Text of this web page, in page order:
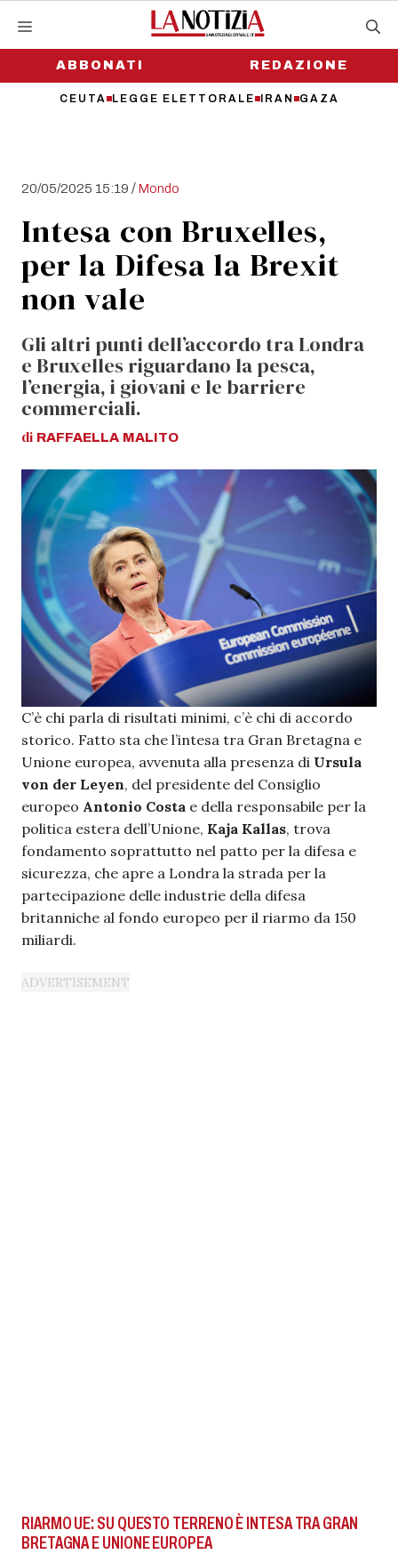
contenutoABBONATI
CEUTA LEGGE ELETTORALE IRAN GAZA
REDAZIONE
20/05/2025 15:19 /Mondo
Intesa con Bruxelles,
per la Difesa la Brexit
non vale
Gli altri punti dell’accordo tra Londra
e Bruxelles riguardano la pesca,
l’energia, i giovani e le barriere
commerciali.
di RAFFAELLA MALITO
C’è chi parla di risultati minimi, c’è chi di accordo
storico. Fatto sta che l’intesa tra Gran Bretagna e
Unione europea, avvenuta alla presenza di Ursula
von der Leyen, del presidente del Consiglio
europeo Antonio Costa e della responsabile per la
politica estera dell’Unione, Kaja Kallas, trova
fondamento soprattutto nel patto per la difesa e
sicurezza, che apre a Londra la strada per la
partecipazione delle industrie della difesa
britanniche al fondo europeo per il riarmo da 150
miliardi.
RIARMO UE: SU QUESTO TERRENO È INTESA TRA GRAN
BRETAGNA E UNIONE EUROPEA